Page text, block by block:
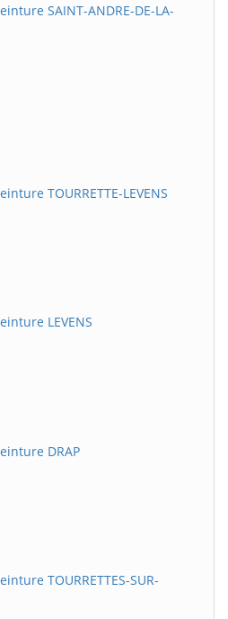
SAINT-ANDRE-DE-LA-
TOURRETTE-LEVENS
LEVENS
DRAP
TOURRETTES-SUR-